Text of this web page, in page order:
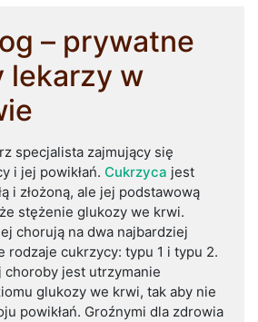
– prywatne
lekarzy w
specjalista zajmujący się
i jej powikłań. Cukrzyca jest
i złożoną, ale jej podstawową
stężenie glukozy we krwi.
chorują na dwa najbardziej
rodzaje cukrzycy: typu 1 i typu 2.
choroby jest utrzymanie
glukozy we krwi, tak aby nie
powikłań. Groźnymi dla zdrowia